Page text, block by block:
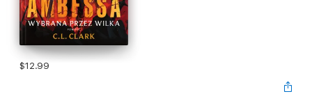
$12.99